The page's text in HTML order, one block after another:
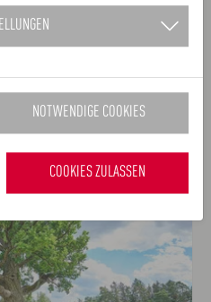
dem Albrecht Dürer
die beliebte
NOTWENDIGE COOKIES
COOKIES ZULASSEN